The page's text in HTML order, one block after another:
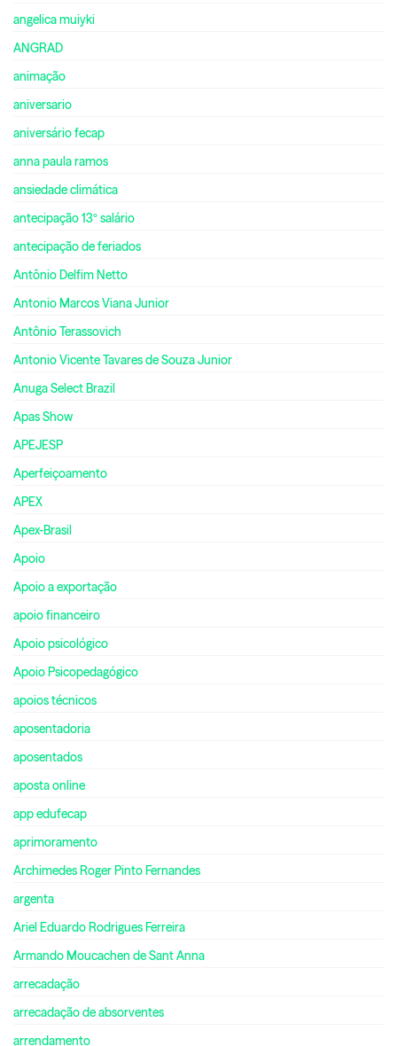
angelica muiyki
ANGRAD
animação
aniversario
aniversário fecap
anna paula ramos
ansiedade climática
antecipação 13º salário
antecipação de feriados
Antônio Delfim Netto
Antonio Marcos Viana Junior
Antônio Terassovich
Antonio Vicente Tavares de Souza Junior
Anuga Select Brazil
Apas Show
APEJESP
Aperfeiçoamento
APEX
Apex-Brasil
Apoio
Apoio a exportação
apoio financeiro
Apoio psicológico
Apoio Psicopedagógico
apoios técnicos
aposentadoria
aposentados
aposta online
app edufecap
aprimoramento
Archimedes Roger Pinto Fernandes
argenta
Ariel Eduardo Rodrigues Ferreira
Armando Moucachen de Sant Anna
arrecadação
arrecadação de absorventes
arrendamento